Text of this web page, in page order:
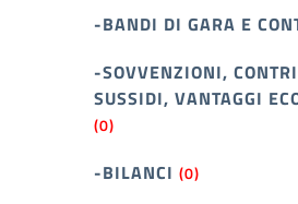
-BANDI DI GARA E
-SOVVENZIONI,
SUSSIDI, VANTAGGI
(0)
-BILANCI (0)